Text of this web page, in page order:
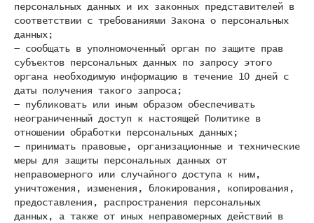
персональных данных и их законных представителей в
соответствии с требованиями Закона о персональных
данных;
— сообщать в уполномоченный орган по защите прав
субъектов персональных данных по запросу этого
органа необходимую информацию в течение 10 дней с
даты получения такого запроса;
— публиковать или иным образом обеспечивать
неограниченный доступ к настоящей Политике в
отношении обработки персональных данных;
— принимать правовые, организационные и технические
меры для защиты персональных данных от
неправомерного или случайного доступа к ним,
уничтожения, изменения, блокирования, копирования,
предоставления, распространения персональных
данных, а также от иных неправомерных действий в